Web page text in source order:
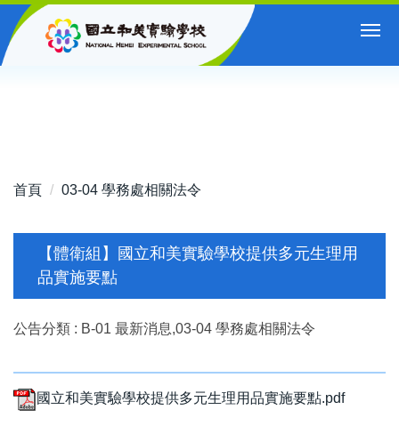
跳
到
首頁 03-04 學務處相關法令
【體衛組】國立和美實驗學校提供多元生理用
品實施要點
公告分類 : B-01 最新消息,03-04 學務處相關法令
國立和美實驗學校提供多元生理用品實施要點.pdf